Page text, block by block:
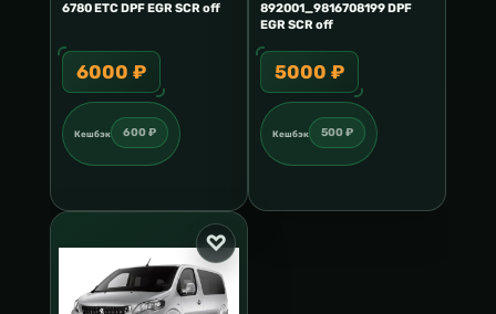
6780 ETC DPF EGR SCR off
6000 ₽
Кешбэк 600 ₽
892001_9816708199 DPF
EGR SCR off
5000 ₽
Кешбэк 500 ₽